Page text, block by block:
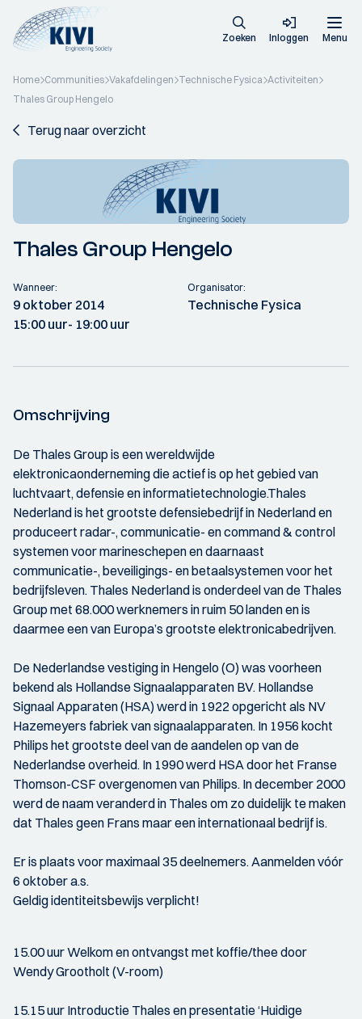
Zoeken Inloggen Menu
Home Communities Vakafdelingen Technische Fysica Activiteiten
Thales Group Hengelo
Terug naar overzicht
Thales Group Hengelo
Wanneer:
9 oktober 2014
15:00 uur- 19:00 uur
Organisator:
Technische Fysica
Omschrijving
De Thales Group is een wereldwijde
elektronicaonderneming die actief is op het gebied van
luchtvaart, defensie en informatietechnologie.Thales
Nederland is het grootste defensiebedrijf in Nederland en
produceert radar-, communicatie- en command & control
systemen voor marineschepen en daarnaast
communicatie-, beveiligings- en betaalsystemen voor het
bedrijfsleven. Thales Nederland is onderdeel van de Thales
Group met 68.000 werknemers in ruim 50 landen en is
daarmee een van Europa’s grootste elektronicabedrijven.
De Nederlandse vestiging in Hengelo (O) was voorheen
bekend als Hollandse Signaalapparaten BV. Hollandse
Signaal Apparaten (HSA) werd in 1922 opgericht als NV
Hazemeyers fabriek van signaalapparaten. In 1956 kocht
Philips het grootste deel van de aandelen op van de
Nederlandse overheid. In 1990 werd HSA door het Franse
Thomson-CSF overgenomen van Philips. In december 2000
werd de naam veranderd in Thales om zo duidelijk te maken
dat Thales geen Frans maar een internationaal bedrijf is.
Er is plaats voor maximaal 35 deelnemers. Aanmelden vóór
6 oktober a.s.
Geldig identiteitsbewijs verplicht!
15.00 uur Welkom en ontvangst met koffie/thee door
Wendy Grootholt (V-room)
15.15 uur Introductie Thales en presentatie ‘Huidige